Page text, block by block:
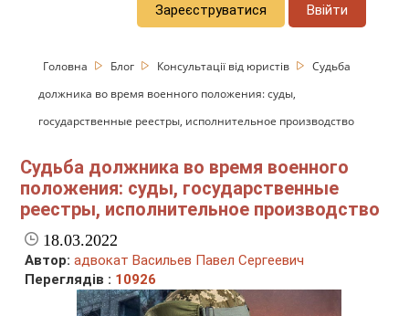
Зареєструватися Ввійти
Головна Блог Консультації від юристів
Судьба
должника во время военного положения: суды,
государственные реестры, исполнительное производство
Судьба должника во время военного
положения: суды, государственные
реестры, исполнительное производство
18.03.2022
Автор: адвокат Васильев Павел Сергеевич
Переглядів : 10926